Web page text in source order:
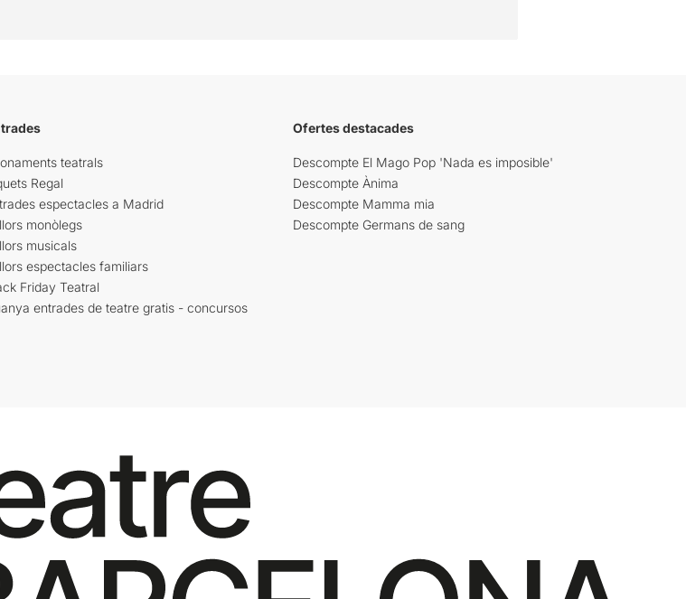
teatrals
Regal
espectacles a Madrid
monòlegs
musicals
espectacles familiars
Friday Teatral
entrades de teatre gratis - concursos
Ofertes destacades
Descompte El Mago Pop 'Nada es imposible'
Descompte Ànima
Descompte Mamma mia
Descompte Germans de sang